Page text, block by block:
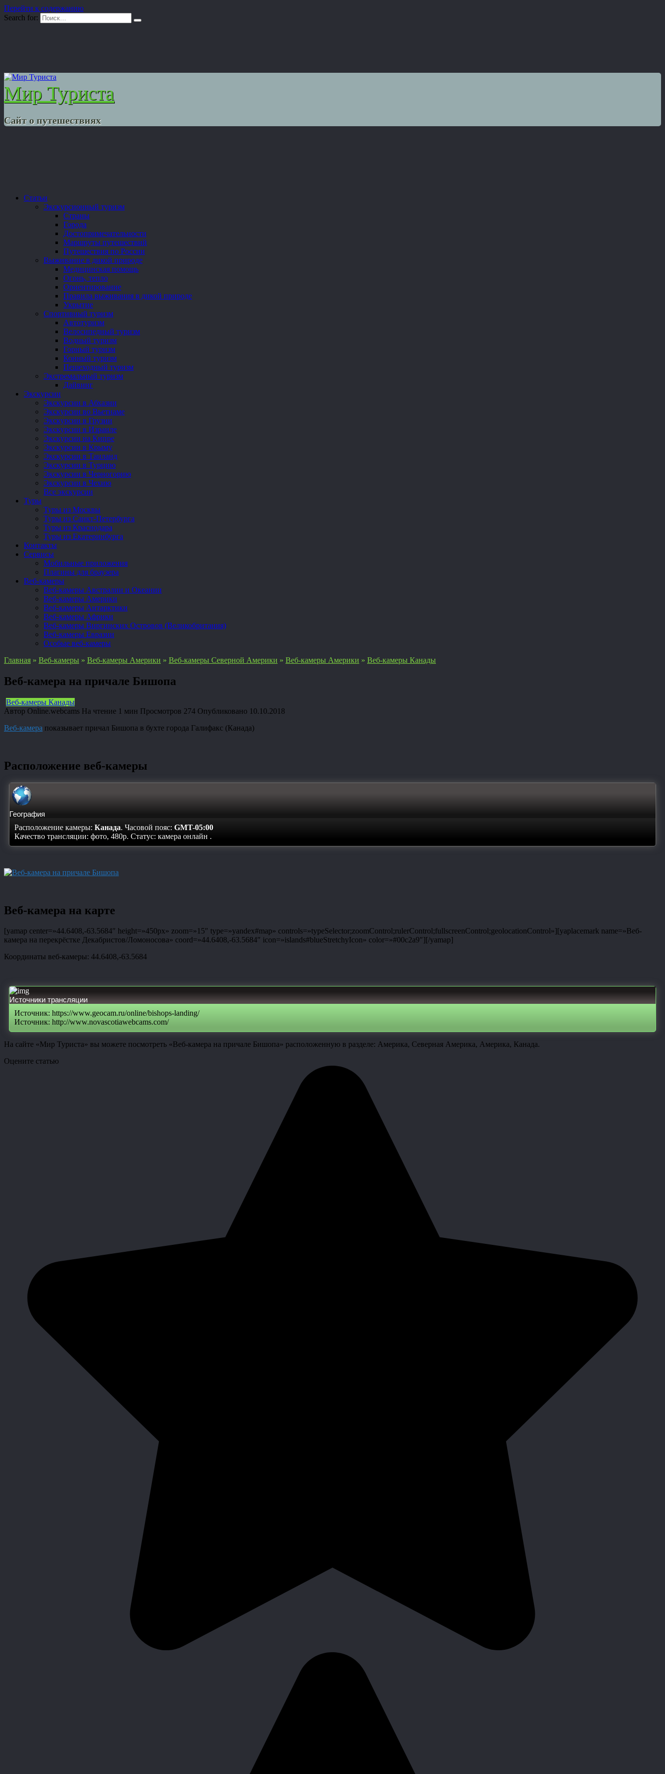
Перейти к содержанию
Search for:
Мир Туриста
Сайт о путешествиях
Статьи
Экскурсионный туризм
Страны
Города
Достопримечательности
Маршруты путешествий
Путешествия по России
Выживание в дикой природе
Медицинская помощь
Огонь, тепло
Ориентирование
Правила выживания в дикой природе
Укрытие
Спортивный туризм
Автотуризм
Велосипедный туризм
Водный туризм
Горный туризм
Конный туризм
Пешеходный туризм
Экстремальный туризм
Дайвинг
Экскурсии
Экскурсии в Абхазии
Экскурсии во Вьетнаме
Экскурсии в Грузии
Экскурсии в Израиле
Экскурсии на Кипре
Экскурсии в Крыму
Экскурсии в Таиланд
Экскурсии в Турцию
Экскурсии в Черногорию
Экскурсии в Чехию
Все экскурсии
Туры
Туры из Москвы
Туры из Санкт-Петербурга
Туры из Краснодара
Туры из Екатеринбурга
Контакты
Сервисы
Мобильные приложения
Плагины для браузера
Веб-камеры
Веб-камеры Австралии и Океании
Веб-камеры Америки
Веб-камеры Антарктики
Веб-камеры Африки
Веб-камеры Виргинских Островов (Великобритания)
Веб-камеры Евразии
Особые веб-камеры
Главная » Веб-камеры » Веб-камеры Америки » Веб-камеры Северной Америки » Веб-камеры Америки » Веб-камеры Канады
Веб-камера на причале Бишопа
Веб-камеры Канады
Автор Online.webcams На чтение 1 мин Просмотров 274 Опубликовано 10.10.2018
Веб-камера показывает причал Бишопа в бухте города Галифакс (Канада)
Расположение веб-камеры
География
Расположение камеры: Канада. Часовой пояс: GMT-05:00
Качество трансляции: фото, 480p. Статус: камера онлайн .
Веб-камера на карте
[yamap center=»44.6408,-63.5684″ height=»450px» zoom=»15″ type=»yandex#map» controls=»typeSelector;zoomControl;rulerControl;fullscreenControl;geolocationControl»][yaplacemark name=»Веб-
камера на перекрёстке Декабристов/Ломоносова» coord=»44.6408,-63.5684″ icon=»islands#blueStretchyIcon» color=»#00c2a9″][/yamap]
Координаты веб-камеры: 44.6408,-63.5684
Источники трансляции
Источник: https://www.geocam.ru/online/bishops-landing/
Источник: http://www.novascotiawebcams.com/
На сайте «Мир Туриста» вы можете посмотреть «Веб-камера на причале Бишопа» расположенную в разделе: Америка, Северная Америка, Америка, Канада.
Оцените статью